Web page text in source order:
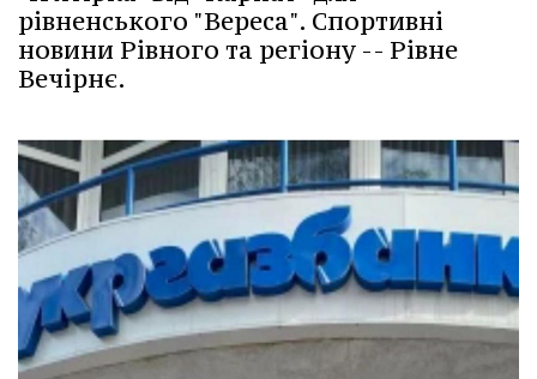
рівненського "Вереса". Спортивні
новини Рівного та регіону -- Рівне
Вечірнє.